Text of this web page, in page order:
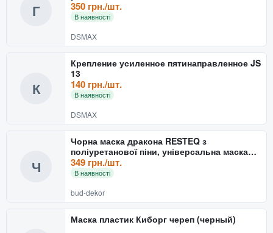
Г 350 грн./шт.
В наявності
DSMAX
К
Крепление усиленное пятинаправленное JS
13
140 грн./шт.
В наявності
DSMAX
Ч
Чорна маска дракона RESTEQ з
поліуретанової піни, універсальна маска
Dragon для дорослих і діте
349 грн./шт.
В наявності
bud-dekor
Маска пластик Киборг череп (черный)